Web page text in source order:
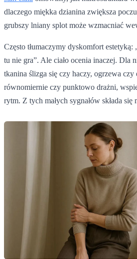
dlaczego miękka dzianina zwiększa
grubszy lniany splot może wzmacniać
Często tłumaczymy dyskomfort estetyką:
tu nie gra”. Ale ciało ocenia inaczej. Dla
tkanina ślizga się czy haczy, ogrzewa czy
równomiernie czy punktowo drażni,
rytm. Z tych małych sygnałów składa się